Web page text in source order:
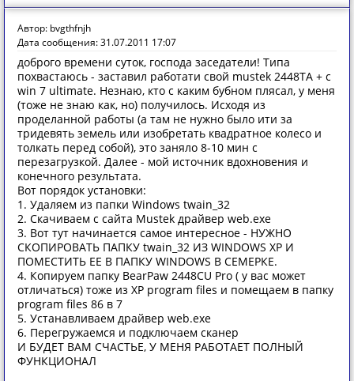
Автор: bvgthfnjh
Дата сообщения: 31.07.2011 17:07
доброго времени суток, господа заседатели! Типа
похвастаюсь - заставил работати свой mustek 2448ТА + с
win 7 ultimate. Незнаю, кто с каким бубном плясал, у меня
(тоже не знаю как, но) получилось. Исходя из
проделанной работы (а там не нужно было ити за
тридевять земель или изобретать квадратное колесо и
толкать перед собой), это заняло 8-10 мин с
перезагрузкой. Далее - мой источник вдохновения и
конечного результата.
Вот порядок установки:
1. Удаляем из папки Windows twain_32
2. Скачиваем с сайта Mustek драйвер web.exe
3. Вот тут начинается самое интересное - НУЖНО
СКОПИРОВАТЬ ПАПКУ twain_32 ИЗ WINDOWS XP И
ПОМЕСТИТЬ ЕЕ В ПАПКУ WINDOWS В СЕМЕРКЕ.
4. Копируем папку BearPaw 2448CU Pro ( у вас может
отличаться) тоже из XP program files и помещаем в папку
program files 86 в 7
5. Устанавливаем драйвер web.exe
6. Перегружаемся и подключаем сканер
И БУДЕТ ВАМ СЧАСТЬЕ, У МЕНЯ РАБОТАЕТ ПОЛНЫЙ
ФУНКЦИОНАЛ